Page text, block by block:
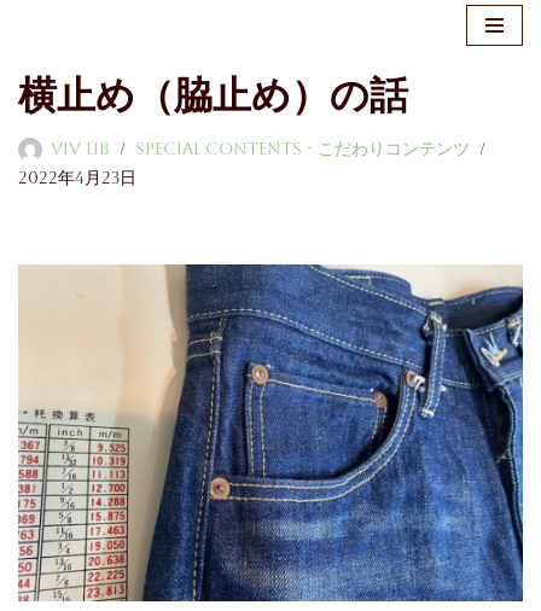
ン
ン
ツ
キ
横止め（脇止め）の話
ViV LiB
Special Contents - こだわりコンテンツ
2022年4月23日